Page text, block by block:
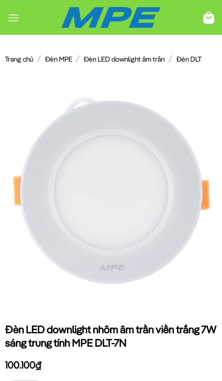
đến
Trang chủ / Đèn MPE / Đèn LED downlight âm trần / Đèn DLT
Đèn LED downlight nhôm âm trần viền trắng 7W
sáng trung tính MPE DLT-7N
100.100₫